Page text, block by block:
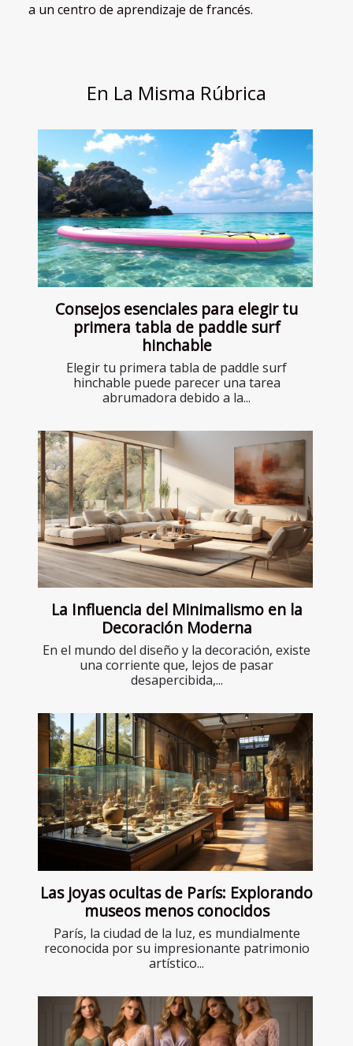
a un centro de aprendizaje de francés.
En La Misma Rúbrica
Consejos esenciales para elegir tu
primera tabla de paddle surf
hinchable
Elegir tu primera tabla de paddle surf
hinchable puede parecer una tarea
abrumadora debido a la...
La Influencia del Minimalismo en la
Decoración Moderna
En el mundo del diseño y la decoración, existe
una corriente que, lejos de pasar
desapercibida,...
Las joyas ocultas de París: Explorando
museos menos conocidos
París, la ciudad de la luz, es mundialmente
reconocida por su impresionante patrimonio
artístico...